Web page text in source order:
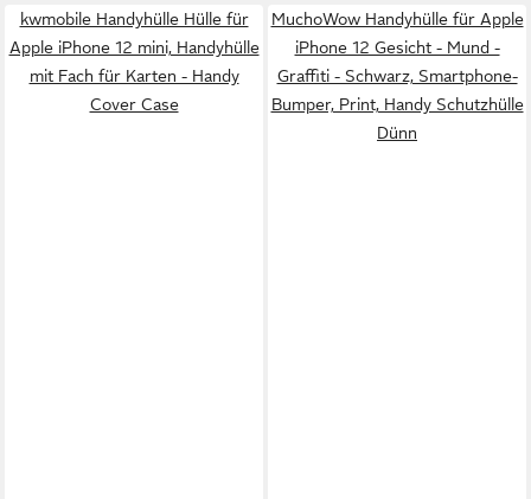
kwmobile Handyhülle Hülle für
Apple iPhone 12 mini, Handyhülle
mit Fach für Karten - Handy
Cover Case
MuchoWow Handyhülle für Apple
iPhone 12 Gesicht - Mund -
Graffiti - Schwarz, Smartphone-
Bumper, Print, Handy Schutzhülle
Dünn